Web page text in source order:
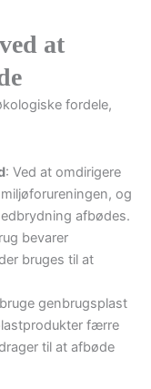
at
fordele,
: Ved at omdirigere
og
afbødes.
bevarer
bruges til at
genbrugsplast
færre
til at afbøde